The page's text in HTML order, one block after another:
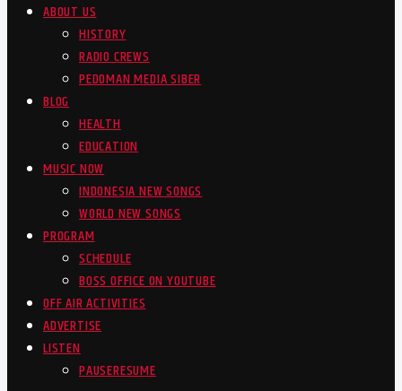
ABOUT US
HISTORY
RADIO CREWS
PEDOMAN MEDIA SIBER
BLOG
HEALTH
EDUCATION
MUSIC NOW
INDONESIA NEW SONGS
WORLD NEW SONGS
PROGRAM
SCHEDULE
BOSS OFFICE ON YOUTUBE
OFF AIR ACTIVITIES
ADVERTISE
LISTEN
PAUSERESUME